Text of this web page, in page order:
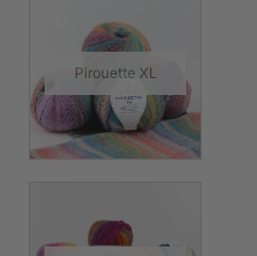
Pirouette XL